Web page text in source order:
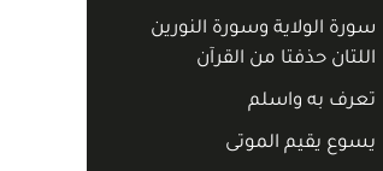
سورة الولاية وسورة النورين
اللتان حذفتا من القرآن
تعرف به واسلم
يسوع يقيم الموتى